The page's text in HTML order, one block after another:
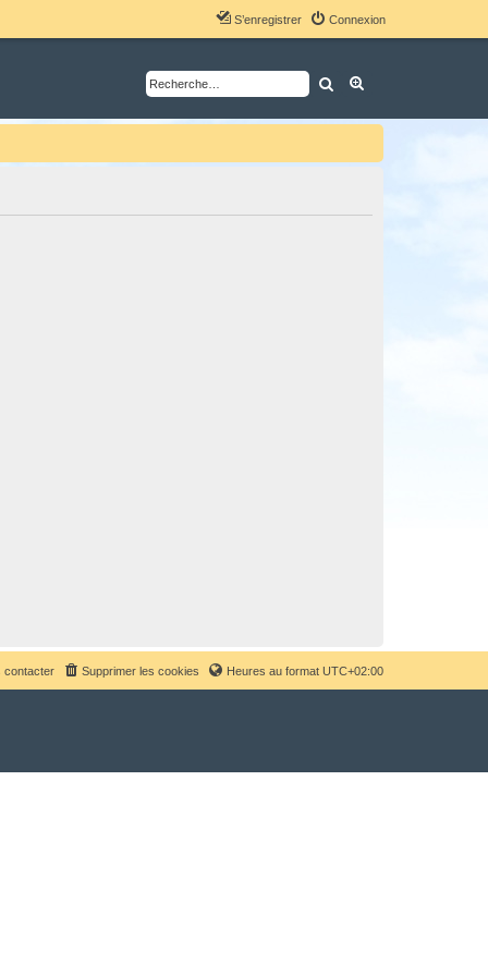
Connexion
S’enregistrer
Rechercher
Heures au format UTC+02:00
Supprimer les cookies
contacter